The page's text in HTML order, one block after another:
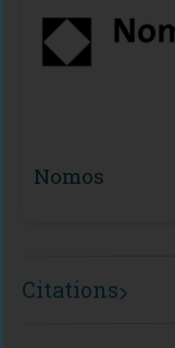
Nomos
Citations